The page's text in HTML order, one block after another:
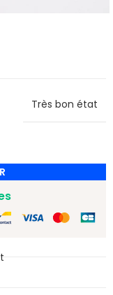
Très bon état